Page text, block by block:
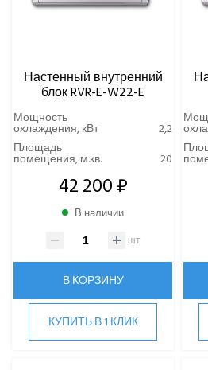
ПРИТОЧНО-ВЫТЯЖНЫЕ
ТЕПЛОВЫЕ НАСОСЫ
КОМПРЕССОРНО-
Настенный внутренний
блок RVR-E-W22-E
Мощность
охлаждения, кВт
2,2
Площадь
помещения, м.кв. 20
42 200 ₽
В наличии
шт
В КОРЗИНУ
КУПИТЬ В 1 КЛИК